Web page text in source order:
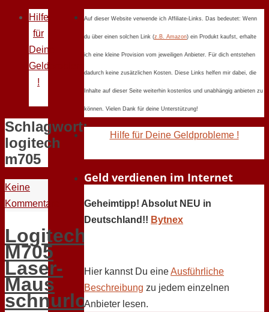
Hilfe
für
Deine
Geldprobleme
!
Schlagwort:
logitech
m705
Keine
Kommentare
Logitech
M705
Laser-
Maus
schnurlos
Auf dieser Website verwende ich Affiliate-Links. Das bedeutet: Wenn
du über einen solchen Link (z.B. Amazon) ein Produkt kaufst, erhalte
ich eine kleine Provision vom jeweiligen Anbieter. Für dich entstehen
dadurch keine zusätzlichen Kosten. Diese Links helfen mir dabei, die
Inhalte auf dieser Seite weiterhin kostenlos und unabhängig anbieten zu
können. Vielen Dank für deine Unterstützung!
Hilfe für Deine Geldprobleme !
Geld verdienen im Internet
Geheimtipp! Absolut NEU in
Deutschland!! Bytnex
Hier kannst Du eineAusführliche
Beschreibung zu jedem einzelnen
Anbieter lesen.